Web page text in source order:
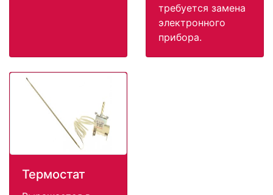
требуется замена
электронного
прибора.
Термостат